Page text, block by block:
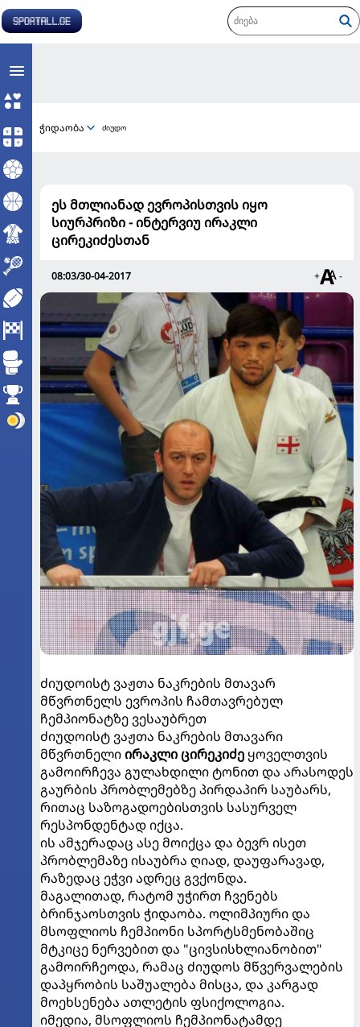
ჭიდაობა ძიუდო
ეს მთლიანად ევროპისთვის იყო
სიურპრიზი - ინტერვიუ ირაკლი
ცირეკიძესთან
08:03/30-04-2017 + -
ძიუდოისტ ვაჟთა ნაკრების მთავარ
მწვრთნელს ევროპის ჩამთავრებულ
ჩემპიონატზე ვესაუბრეთ
ძიუდოისტ ვაჟთა ნაკრების მთავარი
მწვრთნელიირაკლი ცირეკიძე ყოველთვის
გამოირჩევა გულახდილი ტონით და არასოდეს
გაურბის პრობლემებზე პირდაპირ საუბარს,
რითაც საზოგადოებისთვის სასურველ
რესპონდენტად იქცა.
ის ამჯერადაც ასე მოიქცა და ბევრ ისეთ
პრობლემაზე ისაუბრა ღიად, დაუფარავად,
რაზედაც ეჭვი ადრეც გვქონდა.
მაგალითად, რატომ უჭირთ ჩვენებს
ბრინჯაოსთვის ჭიდაობა. ოლიმპიური და
მსოფლიოს ჩემპიონი სპორტსმენობაშიც
მტკიცე ნერვებით და "ცივსისხლიანობით"
გამოირჩეოდა, რამაც ძიუდოს მწვერვალების
დაპყრობის საშუალება მისცა, და კარგად
მოეხსენება ათლეტის ფსიქოლოგია.
იმედია, მსოფლიოს ჩემპიონატამდე